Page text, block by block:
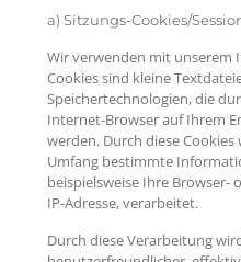
a) Sitzungs-Cookies/
Wir verwenden mit unserem
Cookies sind kleine
Speichertechnologien, die
Internet-Browser auf Ihrem
werden. Durch diese
Umfang bestimmte
beispielsweise Ihre
IP-Adresse, verarbeitet.
Durch diese Verarbeitung